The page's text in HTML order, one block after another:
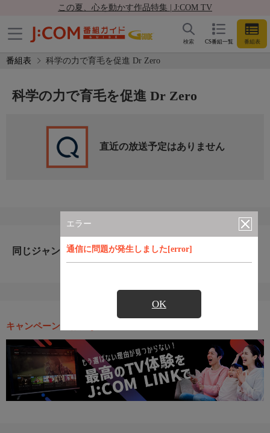
この夏、心を動かす作品特集 | J:COM TV
CS番組一覧 番組表
検索
番組表 科学の力で育毛を促進 Dr Zero
エラー
通信に問題が発生しました[error]
OK
科学の力で育毛を促進 Dr Zero
直近の放送予定はありません
同じジャンルのおすすめ番組
キャンペーン・お得な情報